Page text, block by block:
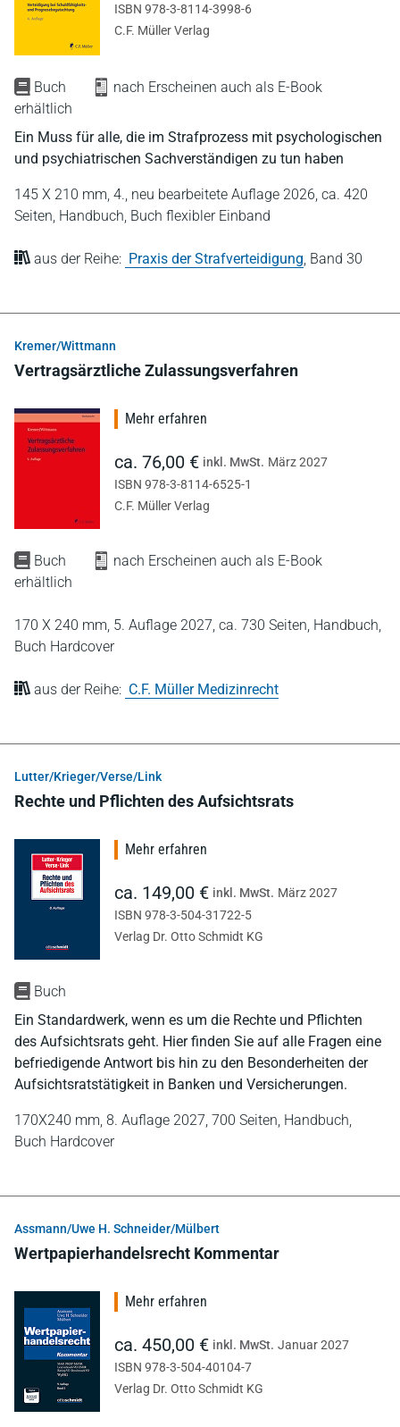
Buch
nach Erscheinen auch als E-Book
erhältlich
Ein Muss für alle, die im Strafprozess mit psychologischen
und psychiatrischen Sachverständigen zu tun haben
145 X 210 mm, 4., neu bearbeitete Auflage 2026, ca. 420
Seiten, Handbuch, Buch flexibler Einband
aus der Reihe: Praxis der Strafverteidigung Band 30
ISBN 978-3-8114-3998-6
C.F. Müller Verlag
Kremer/Wittmann
Vertragsärztliche Zulassungsverfahren
Buch
nach Erscheinen auch als E-Book
erhältlich
170 X 240 mm, 5. Auflage 2027, ca. 730 Seiten, Handbuch,
Buch Hardcover
aus der Reihe: C.F. Müller Medizinrecht
Mehr erfahren
ca. 76,00 € inkl. MwSt. März 2027
ISBN 978-3-8114-6525-1
C.F. Müller Verlag
Lutter/Krieger/Verse/Link
Rechte und Pflichten des Aufsichtsrats
Buch
Ein Standardwerk, wenn es um die Rechte und Pflichten
des Aufsichtsrats geht. Hier finden Sie auf alle Fragen eine
befriedigende Antwort bis hin zu den Besonderheiten der
Aufsichtsratstätigkeit in Banken und Versicherungen.
170X240 mm, 8. Auflage 2027, 700 Seiten, Handbuch,
Buch Hardcover
Mehr erfahren
ca. 149,00 € inkl. MwSt. März 2027
ISBN 978-3-504-31722-5
Verlag Dr. Otto Schmidt KG
Assmann/Uwe H. Schneider/Mülbert
Wertpapierhandelsrecht Kommentar
Mehr erfahren
ca. 450,00 € inkl. MwSt. Januar 2027
ISBN 978-3-504-40104-7
Verlag Dr. Otto Schmidt KG